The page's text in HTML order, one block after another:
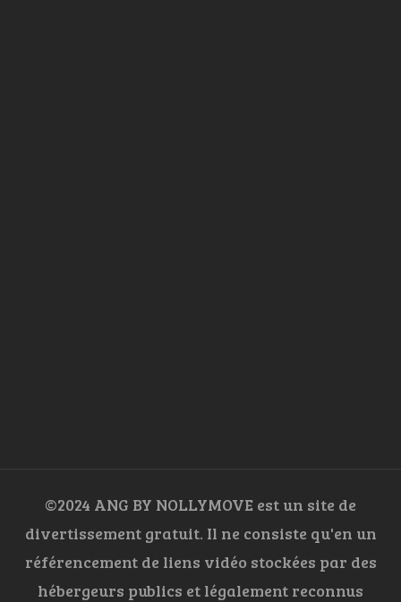
©2024 ANG BY NOLLYMOVE est un site de
divertissement gratuit. Il ne consiste qu'en un
référencement de liens vidéo stockées par des
hébergeurs publics et légalement reconnus